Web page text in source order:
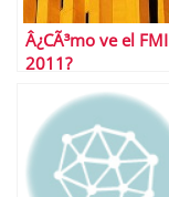
Â¿CÃ³mo ve el FMI
2011?